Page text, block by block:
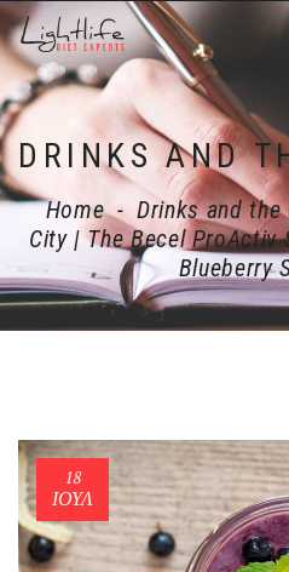
Home - Drinks and the
City | The Becel
Blueberry
18
ΙΟΎΛ